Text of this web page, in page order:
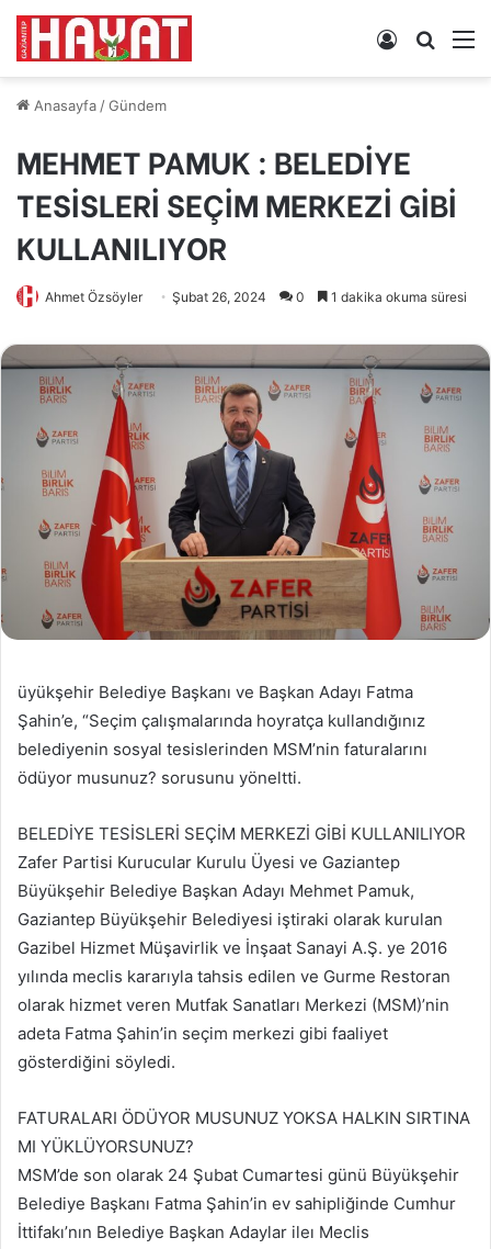
Arama
Kayıt
Anasayfa/Gündem
MEHMET PAMUK : BELEDİYE
TESİSLERİ SEÇİM MERKEZİ GİBİ
KULLANILIYOR
Ahmet Özsöyler Şubat 26, 2024 0 1 dakika okuma süresi
üyükşehir Belediye Başkanı ve Başkan Adayı Fatma
Şahin’e, “Seçim çalışmalarında hoyratça kullandığınız
belediyenin sosyal tesislerinden MSM’nin faturalarını
ödüyor musunuz? sorusunu yöneltti.
BELEDİYE TESİSLERİ SEÇİM MERKEZİ GİBİ KULLANILIYOR
Zafer Partisi Kurucular Kurulu Üyesi ve Gaziantep
Büyükşehir Belediye Başkan Adayı Mehmet Pamuk,
Gaziantep Büyükşehir Belediyesi iştiraki olarak kurulan
Gazibel Hizmet Müşavirlik ve İnşaat Sanayi A.Ş. ye 2016
yılında meclis kararıyla tahsis edilen ve Gurme Restoran
olarak hizmet veren Mutfak Sanatları Merkezi (MSM)’nin
adeta Fatma Şahin’in seçim merkezi gibi faaliyet
gösterdiğini söyledi.
FATURALARI ÖDÜYOR MUSUNUZ YOKSA HALKIN SIRTINA
MI YÜKLÜYORSUNUZ?
MSM’de son olarak 24 Şubat Cumartesi günü Büyükşehir
Belediye Başkanı Fatma Şahin’in ev sahipliğinde Cumhur
İttifakı’nın Belediye Başkan Adaylar ileı Meclis